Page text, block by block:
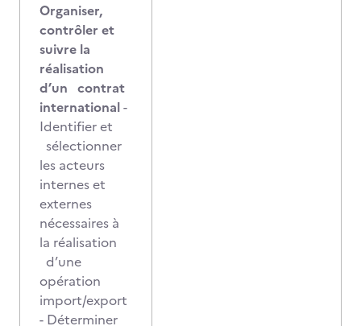
Organiser,
contrôler et
suivre la
réalisation
d’un contrat
international-
Identifier et
sélectionner
les acteurs
internes et
externes
nécessaires à
la réalisation
d’une
opération
import/export
- Déterminer